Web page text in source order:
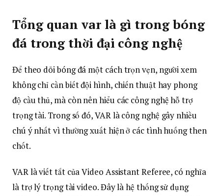
Tổng quan var là gì trong bóng
đá trong thời đại công nghệ
Để theo dõi bóng đá một cách trọn vẹn, người xem
không chỉ cần biết đội hình, chiến thuật hay phong
độ cầu thủ, mà còn nên hiểu các công nghệ hỗ trợ
trọng tài. Trong số đó, VAR là công nghệ gây nhiều
chú ý nhất vì thường xuất hiện ở các tình huống then
chốt.
VAR là viết tắt của Video Assistant Referee, có nghĩa
là trợ lý trọng tài video. Đây là hệ thống sử dụng